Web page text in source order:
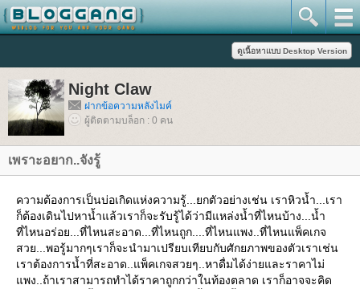
Night Claw
ฝากข้อความหลังไมค์
ผู้ติดตามบล็อก : 0 คน
เพราะอยาก..จังรู้
ความต้องการเป็นบ่อเกิดแห่งความรู้...ยกตัวอย่างเช่น เราหิวน้ำ...เรา
ก็ต้องเดินไปหาน้ำแล้วเราก็จะรับรู้ได้ว่ามีแหล่งน้ำที่ไหนบ้าง...น้ำ
ที่ไหนอร่อย...ที่ไหนสะอาด...ที่ไหนถูก....ที่ไหนแพง..ที่ไหนแพ็คเกจ
สวย...พอรู้มากๆเราก็จะนำมาเปรียบเทียบกับศักยภาพของตัวเราเช่น
เราต้องการน้ำที่สะอาด..แพ็คเกจสวยๆ..หาดื่มได้ง่ายและราคาไม่
พง..ถ้าเราสามารถทำได้ราคาถูกกว่าในท้องตลาด เราก็อาจจะคิด